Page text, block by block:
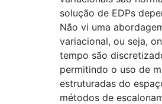
solução de EDPs
Não vi uma
variacional, ou seja,
tempo são
permitindo o uso de
estruturadas do
métodos de